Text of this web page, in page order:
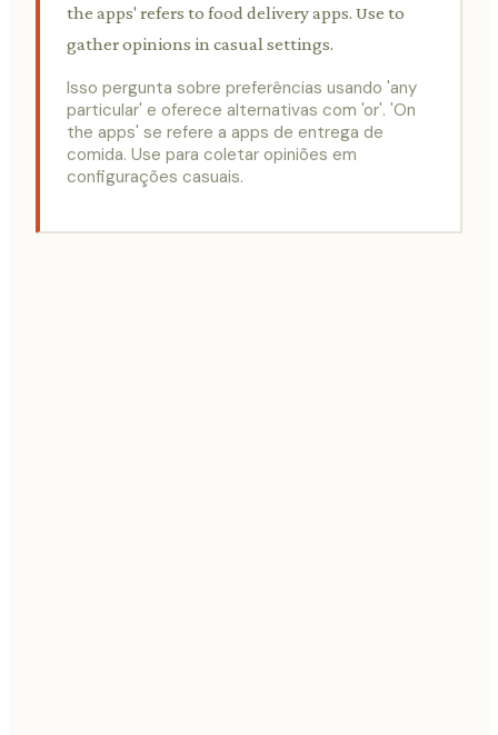
the apps' refers to food delivery apps. Use to
gather opinions in casual settings.
Isso pergunta sobre preferências usando 'any
particular' e oferece alternativas com 'or'. 'On
the apps' se refere a apps de entrega de
comida. Use para coletar opiniões em
configurações casuais.